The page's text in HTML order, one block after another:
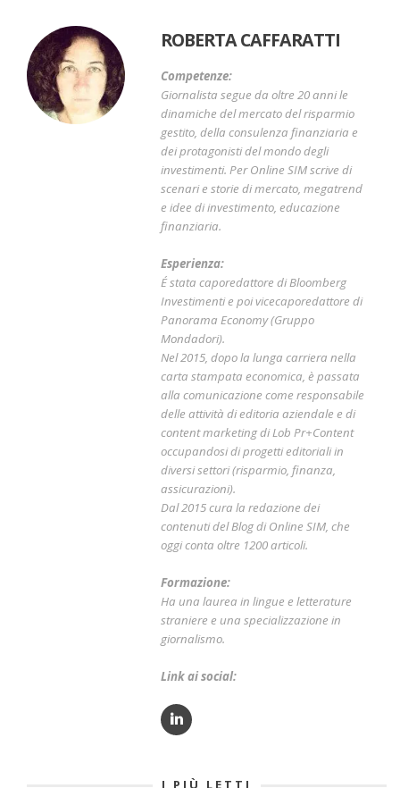
ROBERTA CAFFARATTI
Competenze:
Giornalista segue da oltre 20 anni le
dinamiche del mercato del risparmio
gestito, della consulenza finanziaria e
dei protagonisti del mondo degli
investimenti. Per Online SIM scrive di
scenari e storie di mercato, megatrend
e idee di investimento, educazione
finanziaria.
Esperienza:
É stata caporedattore di Bloomberg
Investimenti e poi vicecaporedattore di
Panorama Economy (Gruppo
Mondadori).
Nel 2015, dopo la lunga carriera nella
carta stampata economica, è passata
alla comunicazione come responsabile
delle attività di editoria aziendale e di
content marketing di Lob Pr+Content
occupandosi di progetti editoriali in
diversi settori (risparmio, finanza,
assicurazioni).
Dal 2015 cura la redazione dei
contenuti del Blog di Online SIM, che
oggi conta oltre 1200 articoli.
Formazione:
Ha una laurea in lingue e letterature
straniere e una specializzazione in
giornalismo.
Link ai social:
I PIÙ LETTI